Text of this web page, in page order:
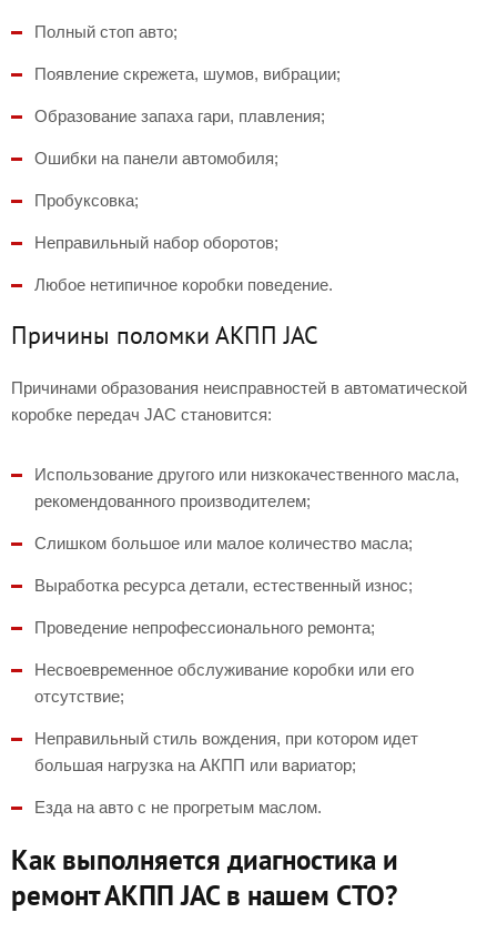
Полный стоп авто;
Появление скрежета, шумов, вибрации;
Образование запаха гари, плавления;
Ошибки на панели автомобиля;
Пробуксовка;
Неправильный набор оборотов;
Любое нетипичное коробки поведение.
Причины поломки АКПП JAC
Причинами образования неисправностей в автоматической
коробке передач JAC становится:
Использование другого или низкокачественного масла,
рекомендованного производителем;
Слишком большое или малое количество масла;
Выработка ресурса детали, естественный износ;
Проведение непрофессионального ремонта;
Несвоевременное обслуживание коробки или его
отсутствие;
Неправильный стиль вождения, при котором идет
большая нагрузка на АКПП или вариатор;
Езда на авто с не прогретым маслом.
Как выполняется диагностика и
ремонт АКПП JAC в нашем СТО?